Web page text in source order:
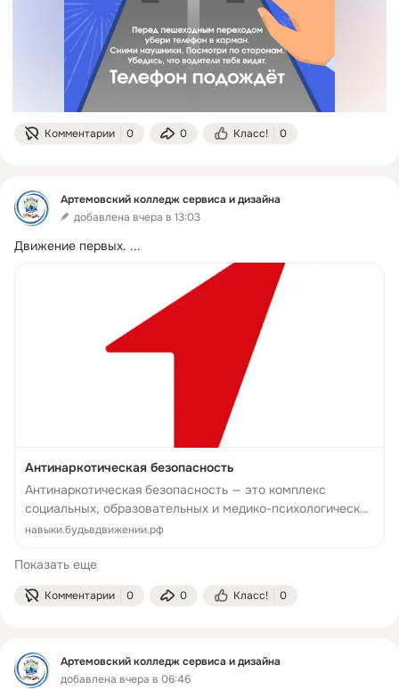
Комментарии 0 0 Класс! 0
Артемовский колледж сервиса и дизайна
добавлена вчера в 13:03
Движение первых. ...
Антинаркотическая безопасность
Антинаркотическая безопасность — это комплекс
социальных, образовательных и медико-психологических
мероприятий, направленных на: выявление и устранение
потреблению наркоти...
навыки.будьвдвижении.рф
Показать еще
Комментарии 0 0 Класс! 0
Артемовский колледж сервиса и дизайна
добавлена вчера в 06:46